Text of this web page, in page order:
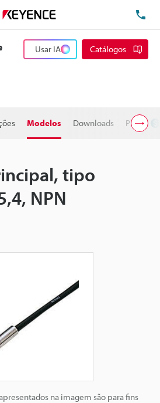
Usar IA Catálogos
Modelos Downloads Preço
tipo
NPN
na imagem são para fins